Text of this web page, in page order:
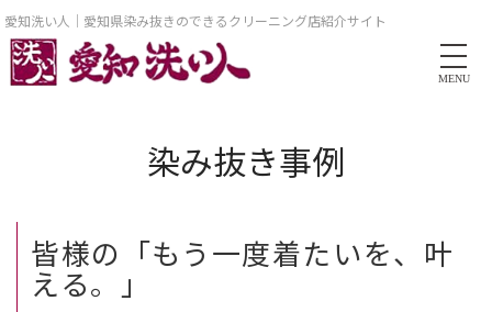
愛知洗い人｜愛知県染み抜きのできるクリーニング店紹介サイト
MENU
染み抜き事例
皆様の「もう一度着たいを、叶
える。」